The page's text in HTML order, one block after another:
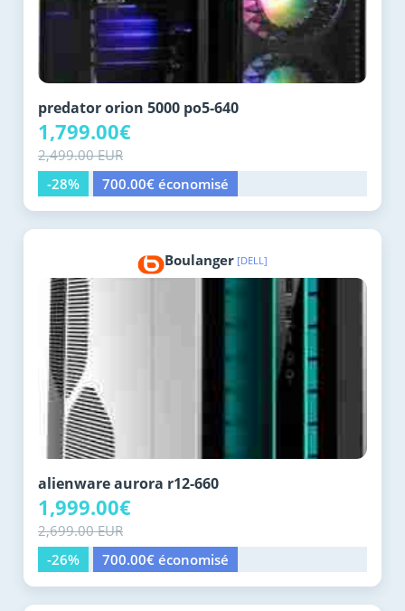
predator orion 5000 po5-640
1,799.00€
2,499.00 EUR
-28%
700.00€ économisé
Boulanger [DELL]
alienware aurora r12-660
1,999.00€
2,699.00 EUR
-26%
700.00€ économisé